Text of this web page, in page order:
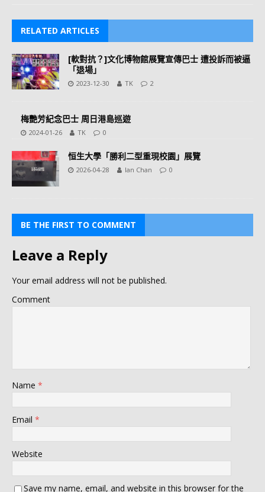
RELATED ARTICLES
[軟對抗？]文化博物館展覽宣傳巴士 遭投訴而被逼
「退場」
2023-12-30 TK 2
梅艷芳紀念巴士 周日港島巡遊
2024-01-26 TK 0
恒生大學「勝利二型重現校園」展覽
2026-04-28 Ian Chan 0
BE THE FIRST TO COMMENT
Leave a Reply
Your email address will not be published.
Comment
Name *
Email *
Website
Save my name, email, and website in this browser for the